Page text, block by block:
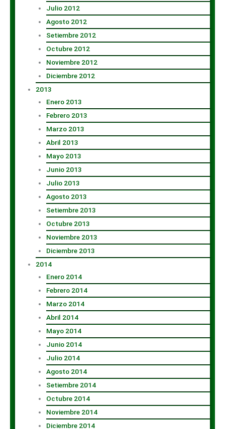
Julio 2012
Agosto 2012
Setiembre 2012
Octubre 2012
Noviembre 2012
Diciembre 2012
2013
Enero 2013
Febrero 2013
Marzo 2013
Abril 2013
Mayo 2013
Junio 2013
Julio 2013
Agosto 2013
Setiembre 2013
Octubre 2013
Noviembre 2013
Diciembre 2013
2014
Enero 2014
Febrero 2014
Marzo 2014
Abril 2014
Mayo 2014
Junio 2014
Julio 2014
Agosto 2014
Setiembre 2014
Octubre 2014
Noviembre 2014
Diciembre 2014